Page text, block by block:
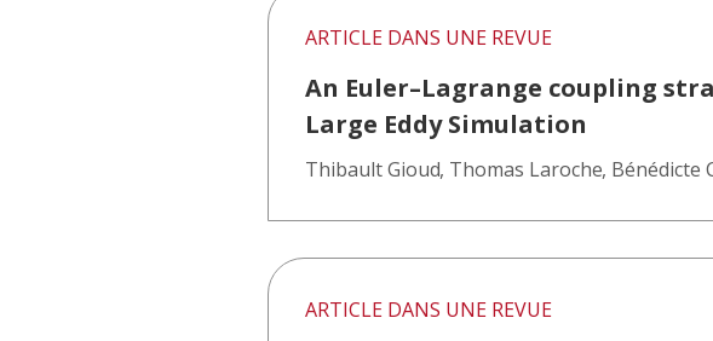
ARTICLE DANS UNE REVUE
An Euler–Lagrange coupling
Large Eddy Simulation
Thibault Gioud, Thomas Laroche, Bénédicte
ARTICLE DANS UNE REVUE